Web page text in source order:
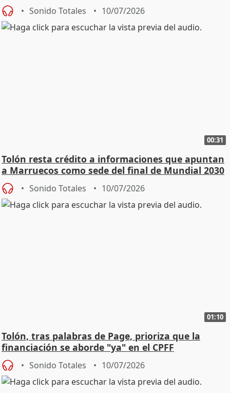
Sonido Totales 10/07/2026
00:31
Tolón resta crédito a informaciones que apuntan
a Marruecos como sede del final de Mundial 2030
Sonido Totales 10/07/2026
01:10
Tolón, tras palabras de Page, prioriza que la
financiación se aborde "ya" en el CPFF
Sonido Totales 10/07/2026